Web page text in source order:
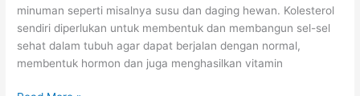
minuman seperti misalnya susu dan daging hewan. Kolesterol
sendiri diperlukan untuk membentuk dan membangun sel-sel
sehat dalam tubuh agar dapat berjalan dengan normal,
membentuk hormon dan juga menghasilkan vitamin